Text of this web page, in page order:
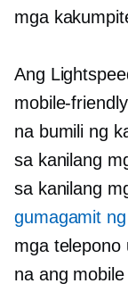
mga
Ang
mobile-
na bumili ng
sa kanilang
sa kanilang
gumagamit
mga telepono
na ang